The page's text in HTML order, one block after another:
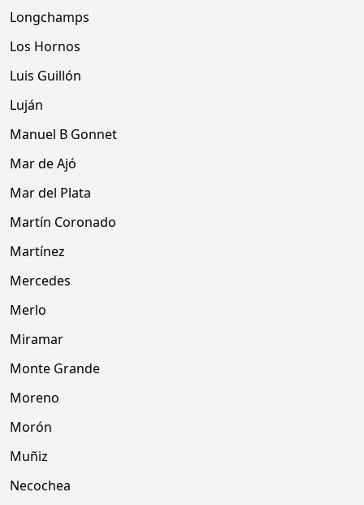
Longchamps
Los Hornos
Luis Guillón
Luján
Manuel B Gonnet
Mar de Ajó
Mar del Plata
Martín Coronado
Martínez
Mercedes
Merlo
Miramar
Monte Grande
Moreno
Morón
Muñiz
Necochea